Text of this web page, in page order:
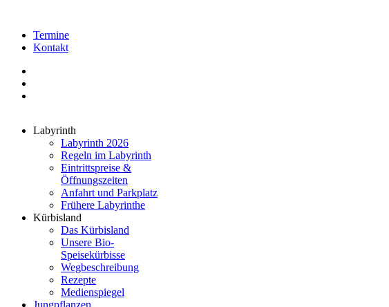
Termine
Kontakt
Labyrinth
Labyrinth 2026
Regeln im Labyrinth
Eintrittspreise &
Öffnungszeiten
Anfahrt und Parkplatz
Frühere Labyrinthe
Kürbisland
Das Kürbisland
Unsere Bio-
Speisekürbisse
Wegbeschreibung
Rezepte
Medienspiegel
Jungpflanzen